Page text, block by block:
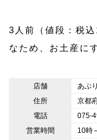
3人前（値段：税
なため、お土産に
店舗
あぶ
住所
京都
電話
075-
営業時間
10時